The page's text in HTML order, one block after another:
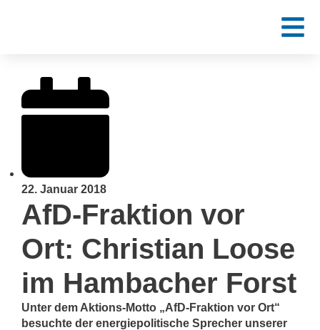
22. Januar 2018
AfD-Fraktion vor
Ort: Christian Loose
im Hambacher Forst
Unter dem Aktions-Motto „AfD-Fraktion vor Ort“
besuchte der energiepolitische Sprecher unserer